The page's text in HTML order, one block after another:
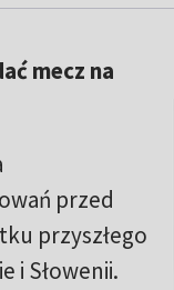
mecz na
przed
przyszłego
i Słowenii.